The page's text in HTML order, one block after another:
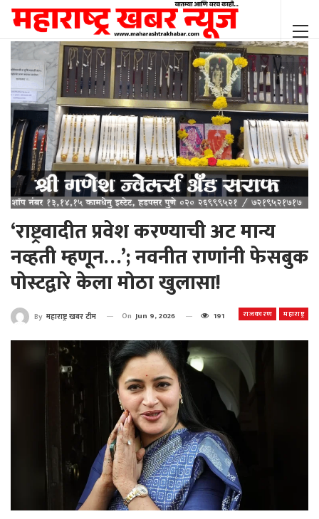
‘राष्ट्रवादीत प्रवेश करण्याची अट मान्य
नव्हती म्हणून…’; नवनीत राणांनी फेसबुक
पोस्टद्वारे केला मोठा खुलासा!
राजकारण महाराष्ट्र
By महाराष्ट्र खबर टीम On Jun 9, 2026 191